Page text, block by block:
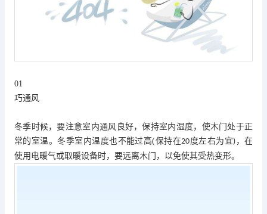
01
巧通风
冬季时候，要注意室内通风良好，保持室内湿度，使木门处于正
常的室温。冬季室内温度也不能过高(保持在20度左右为宜) ，在
使用电暖气或取暖设备时，要远离木门，以免使其受热变形。